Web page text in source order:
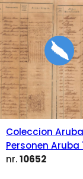
Coleccion Aruba
Personen Aruba
nr.10652